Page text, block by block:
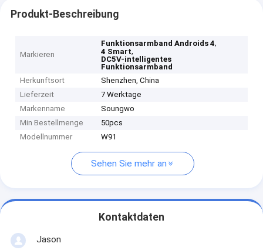
Produkt-Beschreibung
Markieren
Funktionsarmband Androids 4,
4 Smart,
DC5V-intelligentes
Funktionsarmband
Herkunftsort
Shenzhen, China
Lieferzeit
7 Werktage
Markenname
Soungwo
Min Bestellmenge
50pcs
Modellnummer
W91
Sehen Sie mehr an
Kontaktdaten
Jason